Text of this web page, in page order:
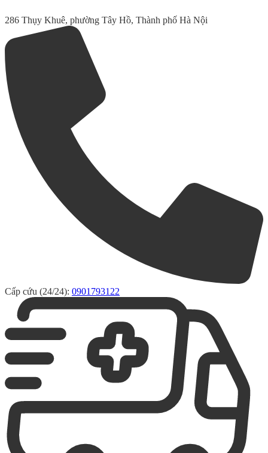
286 Thụy Khuê, phường Tây Hồ, Thành phố Hà Nội
Cấp cứu (24/24): 0901793122